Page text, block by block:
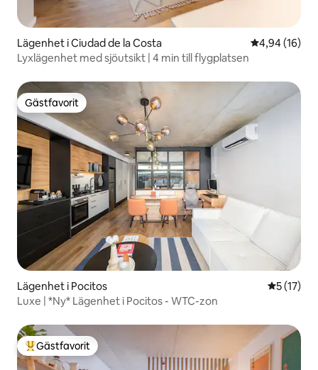
Lägenhet i Ciudad de la Costa 4,94 av 5 i
4,94 (16)
Lyxlägenhet med sjöutsikt | 4 min till flygplatsen
Gästfavorit
Gästfavorit
Lägenhet i Pocitos 5 av 5 i
5 (17)
Luxe | *Ny* Lägenhet i Pocitos - WTC-zon
Populär gästfavorit
Gästfavorit